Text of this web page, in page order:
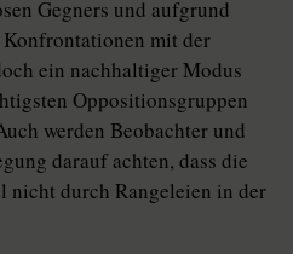
Gegners und aufgrund
Konfrontationen mit der
ein nachhaltiger Modus
Oppositionsgruppen
werden Beobachter und
darauf achten, dass die
nicht durch Rangeleien in der